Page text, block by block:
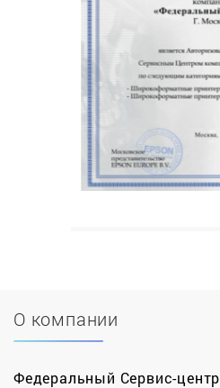
О компании
Федеральный Сервис-центр